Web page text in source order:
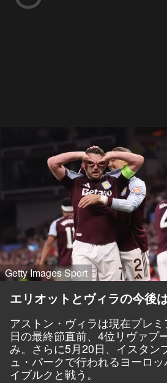
Getty Images Sport
エリオットとヴィラの今後
アストン・ヴィラは現在プレ
日の最終節直前、4位リヴァプ
み。さらに5月20日、イスタン
ュ・パークで行われるヨーロ
イブルクと戦う。